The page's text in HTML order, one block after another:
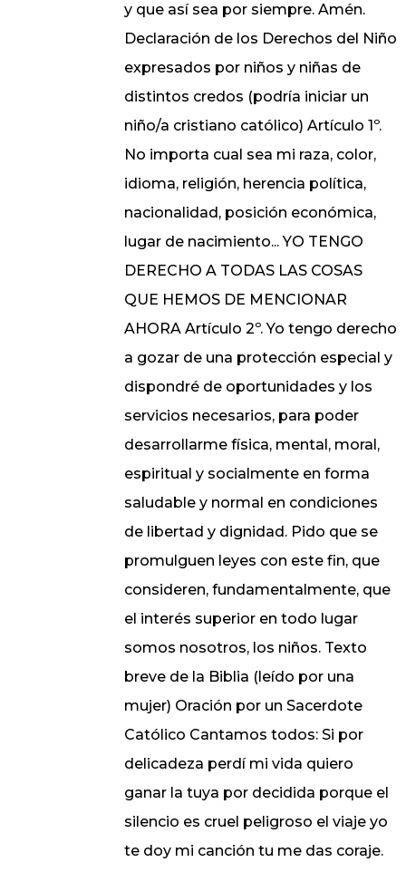
y que así sea por siempre. Amén.
Declaración de los Derechos del Niño
expresados por niños y niñas de
distintos credos (podría iniciar un
niño/a cristiano católico) Artículo 1º.
No importa cual sea mi raza, color,
idioma, religión, herencia política,
nacionalidad, posición económica,
lugar de nacimiento... YO TENGO
DERECHO A TODAS LAS COSAS
QUE HEMOS DE MENCIONAR
AHORA Artículo 2º. Yo tengo derecho
a gozar de una protección especial y
dispondré de oportunidades y los
servicios necesarios, para poder
desarrollarme física, mental, moral,
espiritual y socialmente en forma
saludable y normal en condiciones
de libertad y dignidad. Pido que se
promulguen leyes con este fin, que
consideren, fundamentalmente, que
el interés superior en todo lugar
somos nosotros, los niños. Texto
breve de la Biblia (leído por una
mujer) Oración por un Sacerdote
Católico Cantamos todos: Si por
delicadeza perdí mi vida quiero
ganar la tuya por decidida porque el
silencio es cruel peligroso el viaje yo
te doy mi canción tu me das coraje.